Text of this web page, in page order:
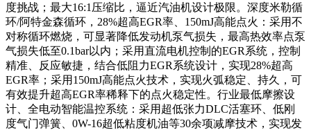
度挑战；最大16:1压缩比，逼近汽油机设计极限。深度米勒循
环/阿特金森循环，28%超高EGR率、150mJ高能点火：采用不
对称循环燃烧，可显著降低发动机泵气损失，最高热效率点泵
气损失低至0.1bar以内；采用直流电机控制的EGR系统，控制
精准、反应敏捷，结合低阻力EGR系统设计，实现28%超高
EGR率；采用150mJ高能点火技术，实现火弧稳定、持久，可
有效提升超高EGR率稀释下的点火稳定性。行业最低摩擦设
计、全电动智能温控系统：采用超低张力DLC活塞环、低刚
度气门弹簧、0W-16超低粘度机油等30余项减摩技术，实现发